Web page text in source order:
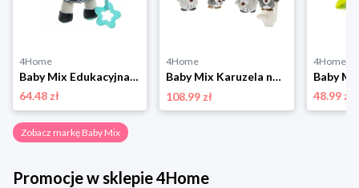
4Home
Baby Mix Edukacyjna zabawka pluszowa z klipsemZebra, 17 cm
64.48 zł
4Home
Baby Mix Karuzela nad łóżeczko Krtečci, szara
108.99 zł
4Home
48.99 zł
Zobacz markę Baby Mix
Promocje w sklepie 4Home